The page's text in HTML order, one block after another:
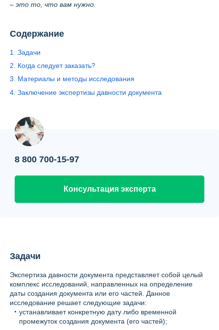
Услуги
Контакты
– это то, что вам нужно.
Содержание
1. Задачи
2. Когда следует заказать?
3. Материалы и методы исследования
4. Заключение экспертизы давности документа
8 800 700-15-97
Консультация эксперта
Задачи
Экспертиза давности документа представляет собой целый
комплекс исследований, направленных на определение
даты создания документа или его частей. Данное
исследование решает следующие задачи:
устанавливает конкретную дату либо временной
промежуток создания документа (его частей);